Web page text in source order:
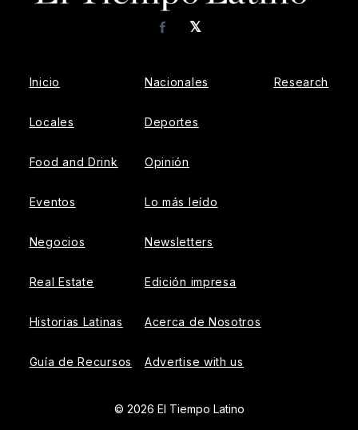
𝕏
Facebook
Inicio
Locales
Food and Drink
Eventos
Negocios
Real Estate
Historias Latinas
Guía de Recursos
Nacionales
Deportes
Opinión
Lo más leído
Newsletters
Edición impresa
Acerca de Nosotros
Advertise with us
Research
© 2026 El Tiempo Latino